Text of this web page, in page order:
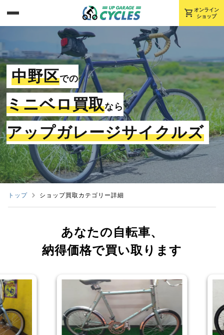
shopping_cart オンライン
ショップ
中野区での
ミニベロ買取なら
アップガレージサイクルズ
トップ ショップ買取カテゴリー詳細
あなたの自転車、
納得価格で買い取ります